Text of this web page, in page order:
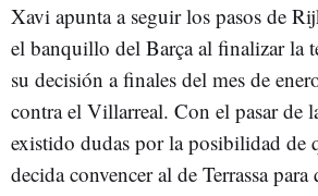
Xavi apunta a seguir los pasos de
el banquillo del Barça al finalizar la
su decisión a finales del mes de
contra el Villarreal. Con el pasar de
existido dudas por la posibilidad de
decida convencer al de Terrassa